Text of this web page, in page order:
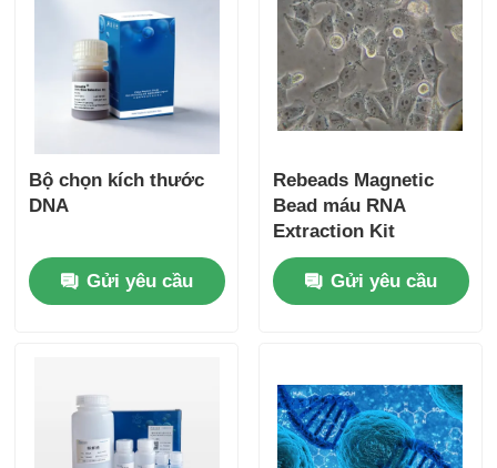
Bộ chọn kích thước
DNA
Gửi yêu cầu
Rebeads Magnetic
Bead máu RNA
Extraction Kit
Gửi yêu cầu